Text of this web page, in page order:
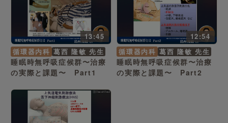
13:45
循環器内科 葛西 隆敏 先生
睡眠時無呼吸症候群〜治療
の実際と課題〜 Part1
12:54
循環器内科 葛西 隆敏 先生
睡眠時無呼吸症候群〜治療
の実際と課題〜 Part2